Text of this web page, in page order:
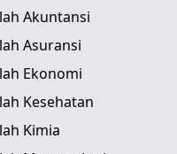
Akuntansi
Asuransi
Ekonomi
Kesehatan
Kimia